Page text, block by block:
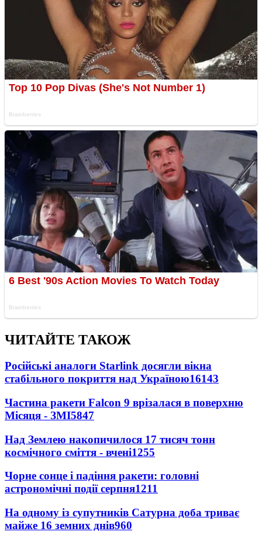
ЧИТАЙТЕ ТАКОЖ
Російські аналоги Starlink досягли вікна
стабільного покриття над Україною16143
Частина ракети Falcon 9 врізалася в поверхню
Місяця - ЗМІ5847
Над Землею накопичилося 17 тисяч тонн
космічного сміття - вчені1255
Чорне сонце і падіння ракети: головні
астрономічні події серпня1211
На одному із супутників Сатурна доба триває
майже 16 земних днів960